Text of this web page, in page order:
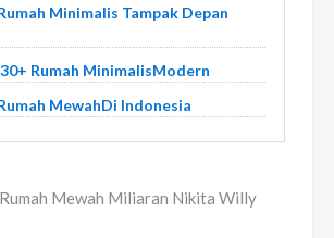
Minimalis Tampak Depan
Rumah MinimalisModern
MewahDi Indonesia